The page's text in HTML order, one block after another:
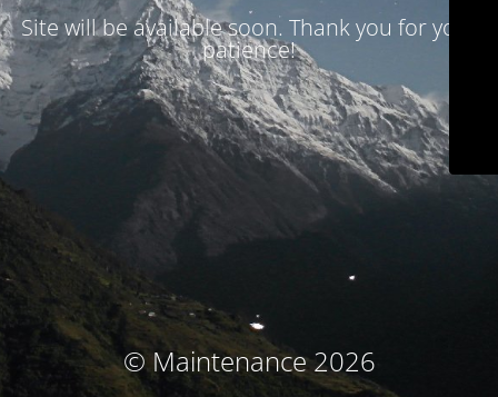
Site will be available soon. Thank you for your
patience!
© Maintenance 2026